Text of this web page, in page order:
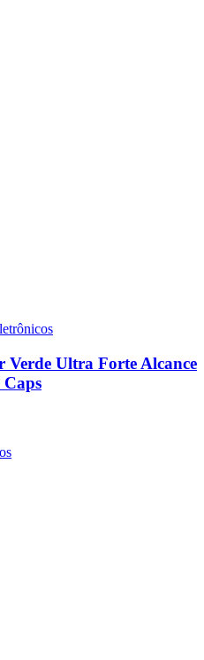
Verde Ultra Forte Alcance